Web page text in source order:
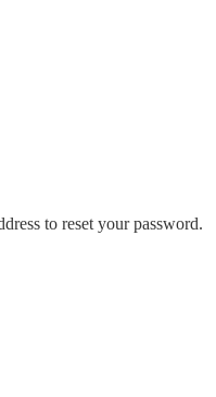
to reset your password.